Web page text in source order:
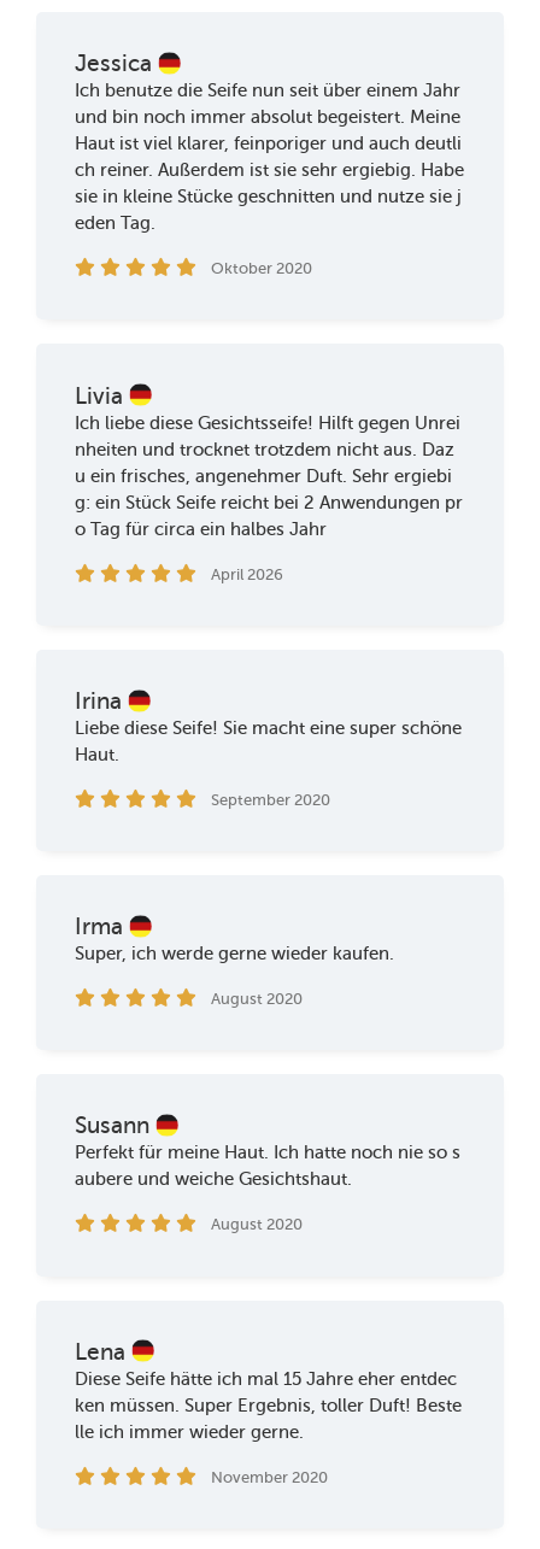
Jessica
Ich benutze die Seife nun seit über einem Jahr
und bin noch immer absolut begeistert. Meine
Haut ist viel klarer, feinporiger und auch deutli
ch reiner. Außerdem ist sie sehr ergiebig. Habe
sie in kleine Stücke geschnitten und nutze sie j
eden Tag.
Oktober 2020
Livia
Ich liebe diese Gesichtsseife! Hilft gegen Unrei
nheiten und trocknet trotzdem nicht aus. Daz
u ein frisches, angenehmer Duft. Sehr ergiebi
g: ein Stück Seife reicht bei 2 Anwendungen pr
o Tag für circa ein halbes Jahr
April 2026
Irina
Liebe diese Seife! Sie macht eine super schöne
Haut.
September 2020
Irma
Super, ich werde gerne wieder kaufen.
August 2020
Susann
Perfekt für meine Haut. Ich hatte noch nie so s
aubere und weiche Gesichtshaut.
August 2020
Lena
Diese Seife hätte ich mal 15 Jahre eher entdec
ken müssen. Super Ergebnis, toller Duft! Beste
lle ich immer wieder gerne.
November 2020